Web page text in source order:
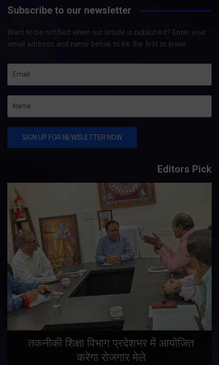
Subscribe to our newsletter
Want to be notified when our article is published? Enter your
email address and name below to be the first to know.
Editors Pick
तकनीकी शिक्षा विभाग प्रदेशभर में आयोजित
करेगा रोजगार मेले